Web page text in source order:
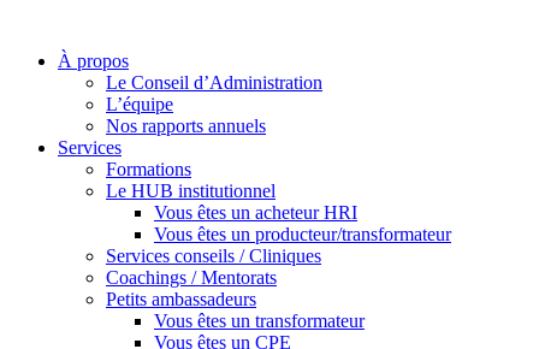
À propos
Le Conseil d’Administration
L’équipe
Nos rapports annuels
Services
Formations
Le HUB institutionnel
Vous êtes un acheteur HRI
Vous êtes un producteur/transformateur
Services conseils / Cliniques
Coachings / Mentorats
Petits ambassadeurs
Vous êtes un transformateur
Vous êtes un CPE